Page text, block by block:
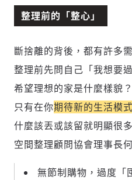
整理前的「整心」
斷捨離的背後，都有許多
整理前先問自己「我想要
希望理想的家是什麼樣貌
只有在你期待新的生活模
什麼該丟或該留就明顯很
空間整理顧問協會理事長何
無節制購物，過度「